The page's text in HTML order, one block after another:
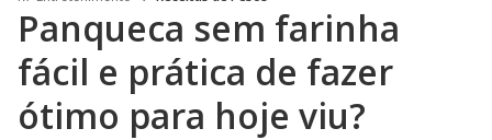
Panqueca sem farinha
fácil e prática de fazer
ótimo para hoje viu?